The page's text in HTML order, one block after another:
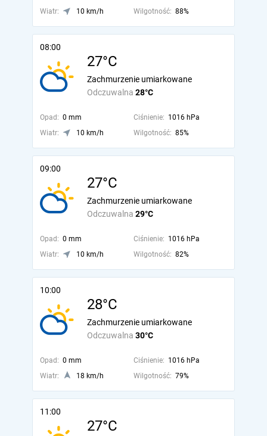
Wiatr: 10 km/h Wilgotność: 88%
08:00
27°C
Odczuwalna 28°C
Zachmurzenie umiarkowane
Opad: 0 mm Ciśnienie: 1016 hPa
Wiatr:
10 km/h Wilgotność: 85%
09:00
27°C
Odczuwalna 29°C
Zachmurzenie umiarkowane
Opad: 0 mm Ciśnienie: 1016 hPa
Wiatr:
10 km/h Wilgotność: 82%
10:00
28°C
Odczuwalna 30°C
Zachmurzenie umiarkowane
Opad: 0 mm Ciśnienie: 1016 hPa
Wiatr:
18 km/h Wilgotność: 79%
11:00
27°C